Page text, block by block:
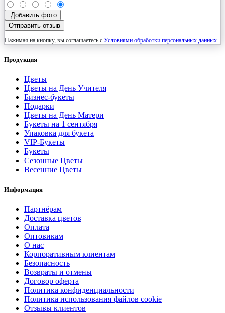
Добавить фото
Отправить отзыв
Нажимая на кнопку, вы соглашаетесь с Условиями обработки персональных данных
Продукция
Цветы
Цветы на День Учителя
Бизнес-букеты
Подарки
Цветы на День Матери
Букеты на 1 сентября
Упаковка для букета
VIP-Букеты
Букеты
Сезонные Цветы
Весенние Цветы
Информация
Партнёрам
Доставка цветов
Оплата
Оптовикам
О нас
Корпоративным клиентам
Безопасность
Возвраты и отмены
Договор оферта
Политика конфиденциальности
Политика использования файлов cookie
Отзывы клиентов